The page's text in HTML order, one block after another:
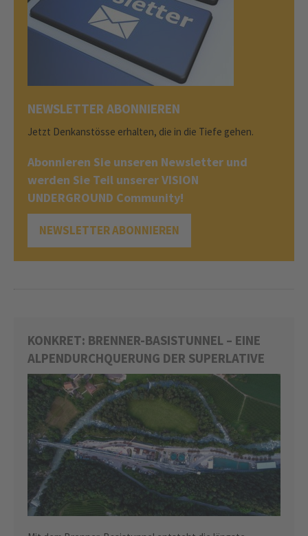
NEWSLETTER ABONNIEREN
Jetzt Denkanstösse erhalten, die in die Tiefe gehen.
Abonnieren Sie unseren Newsletter und
werden Sie Teil unserer VISION
UNDERGROUND Community!
NEWSLETTER ABONNIEREN
KONKRET: BRENNER-BASISTUNNEL – EINE
ALPENDURCHQUERUNG DER SUPERLATIVE